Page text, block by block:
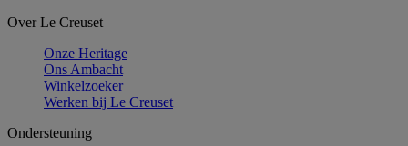
Over Le Creuset
Onze Heritage
Ons Ambacht
Winkelzoeker
Werken bij Le Creuset
Ondersteuning